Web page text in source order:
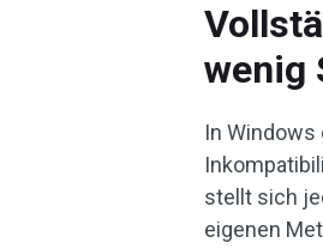
wenig
In
stellt sich
eigenen